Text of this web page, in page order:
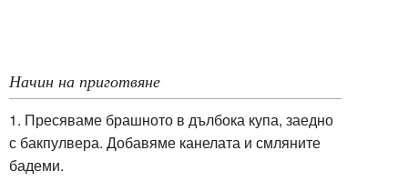
Начин на приготвяне
1. Пресяваме брашното в дълбока купа, заедно
с бакпулвера. Добавяме канелата и смляните
бадеми.